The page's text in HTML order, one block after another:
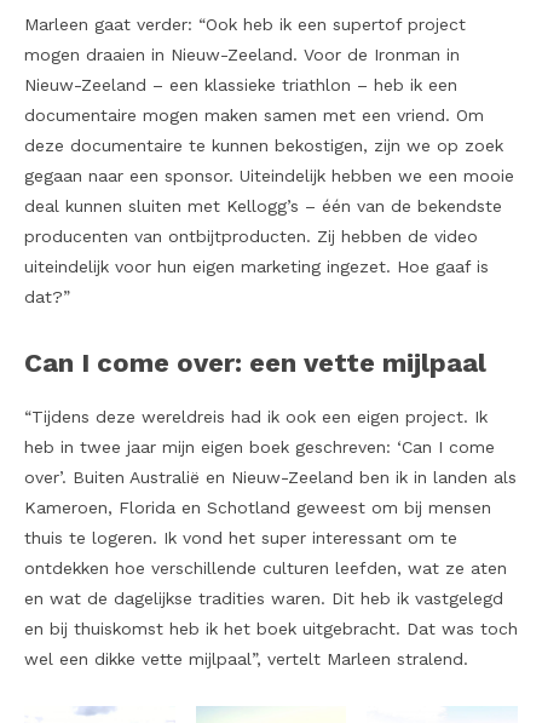
Marleen gaat verder: “Ook heb ik een supertof project
mogen draaien in Nieuw-Zeeland. Voor de Ironman in
Nieuw-Zeeland – een klassieke triathlon – heb ik een
documentaire mogen maken samen met een vriend. Om
deze documentaire te kunnen bekostigen, zijn we op zoek
gegaan naar een sponsor. Uiteindelijk hebben we een mooie
deal kunnen sluiten met Kellogg’s – één van de bekendste
producenten van ontbijtproducten. Zij hebben de video
uiteindelijk voor hun eigen marketing ingezet. Hoe gaaf is
dat?”
Can I come over: een vette mijlpaal
“Tijdens deze wereldreis had ik ook een eigen project. Ik
heb in twee jaar mijn eigen boek geschreven: ‘Can I come
over’. Buiten Australië en Nieuw-Zeeland ben ik in landen als
Kameroen, Florida en Schotland geweest om bij mensen
thuis te logeren. Ik vond het super interessant om te
ontdekken hoe verschillende culturen leefden, wat ze aten
en wat de dagelijkse tradities waren. Dit heb ik vastgelegd
en bij thuiskomst heb ik het boek uitgebracht. Dat was toch
wel een dikke vette mijlpaal”, vertelt Marleen stralend.